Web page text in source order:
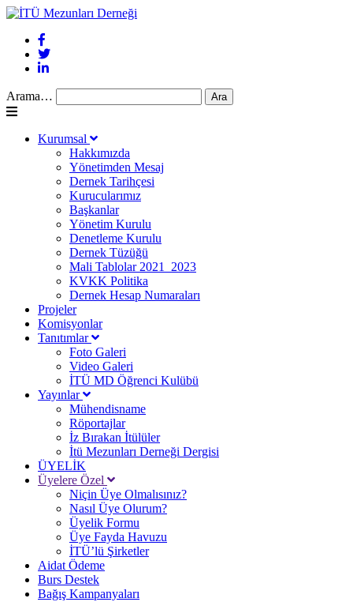
Arama…
Kurumsal
Hakkımızda
Yönetimden Mesaj
Dernek Tarihçesi
Kurucularımız
Başkanlar
Yönetim Kurulu
Denetleme Kurulu
Dernek Tüzüğü
Mali Tablolar 2021_2023
KVKK Politika
Dernek Hesap Numaraları
Projeler
Komisyonlar
Tanıtımlar
Foto Galeri
Video Galeri
İTÜ MD Öğrenci Kulübü
Yayınlar
Mühendisname
Röportajlar
İz Bırakan İtülüler
İtü Mezunları Derneği Dergisi
ÜYELİK
Üyelere Özel
Niçin Üye Olmalısınız?
Nasıl Üye Olurum?
Üyelik Formu
Üye Fayda Havuzu
İTÜ’lü Şirketler
Aidat Ödeme
Burs Destek
Bağış Kampanyaları